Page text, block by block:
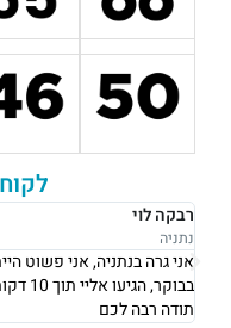
רבקה לוי
נתניה
תודה רבה לכם